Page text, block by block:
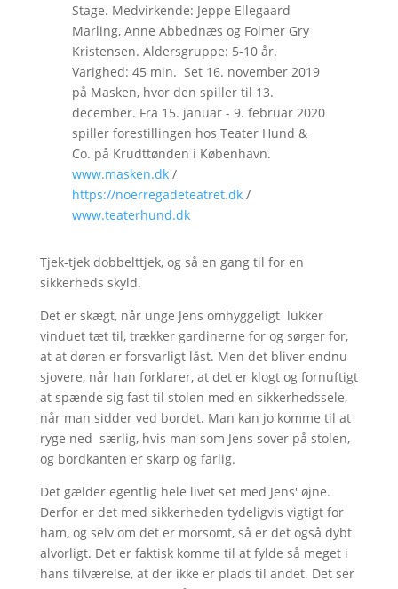
Stage. Medvirkende: Jeppe Ellegaard
Marling, Anne Abbednæs og Folmer Gry
Kristensen. Aldersgruppe: 5-10 år.
Varighed: 45 min. Set 16. november 2019
på Masken, hvor den spiller til 13.
december. Fra 15. januar - 9. februar 2020
spiller forestillingen hos Teater Hund &
Co. på Krudttønden i København.
www.masken.dk/
https://noerregadeteatret.dk/
www.teaterhund.dk
Tjek-tjek dobbelttjek, og så en gang til for en
sikkerheds skyld.
Det er skægt, når unge Jens omhyggeligt lukker
vinduet tæt til, trækker gardinerne for og sørger for,
at at døren er forsvarligt låst. Men det bliver endnu
sjovere, når han forklarer, at det er klogt og fornuftigt
at spænde sig fast til stolen med en sikkerhedssele,
når man sidder ved bordet. Man kan jo komme til at
ryge ned særlig, hvis man som Jens sover på stolen,
og bordkanten er skarp og farlig.
Det gælder egentlig hele livet set med Jens' øjne.
Derfor er det med sikkerheden tydeligvis vigtigt for
ham, og selv om det er morsomt, så er det også dybt
alvorligt. Det er faktisk komme til at fylde så meget i
hans tilværelse, at der ikke er plads til andet. Det ser